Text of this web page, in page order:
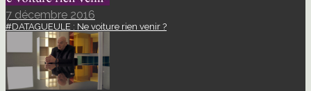
7 décembre 2016
#DATAGUEULE : Ne voiture rien venir ?